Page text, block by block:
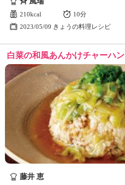
210kcal
10分
2023/05/09 きょうの料理レシピ
白菜の和風あんかけチャーハン
藤井 恵